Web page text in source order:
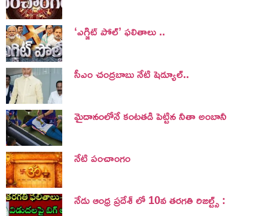
‘ఎగ్జిట్ పోల్’ ఫలితాలు ..
సీఎం చంద్రబాబు నేటి షెడ్యూల్..
మైదానంలోనే కంటతడి పెట్టిన నీతా అంబానీ
నేటి పంచాంగం
నేడు ఆంధ్ర ప్రదేశ్ లో 10వ తరగతి రిజల్ట్స్ :